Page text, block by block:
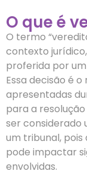
O que é
O termo
contexto
proferida por um
Essa decisão é
apresentadas
para a
ser considerado
um tribunal,
pode impactar
envolvidas.